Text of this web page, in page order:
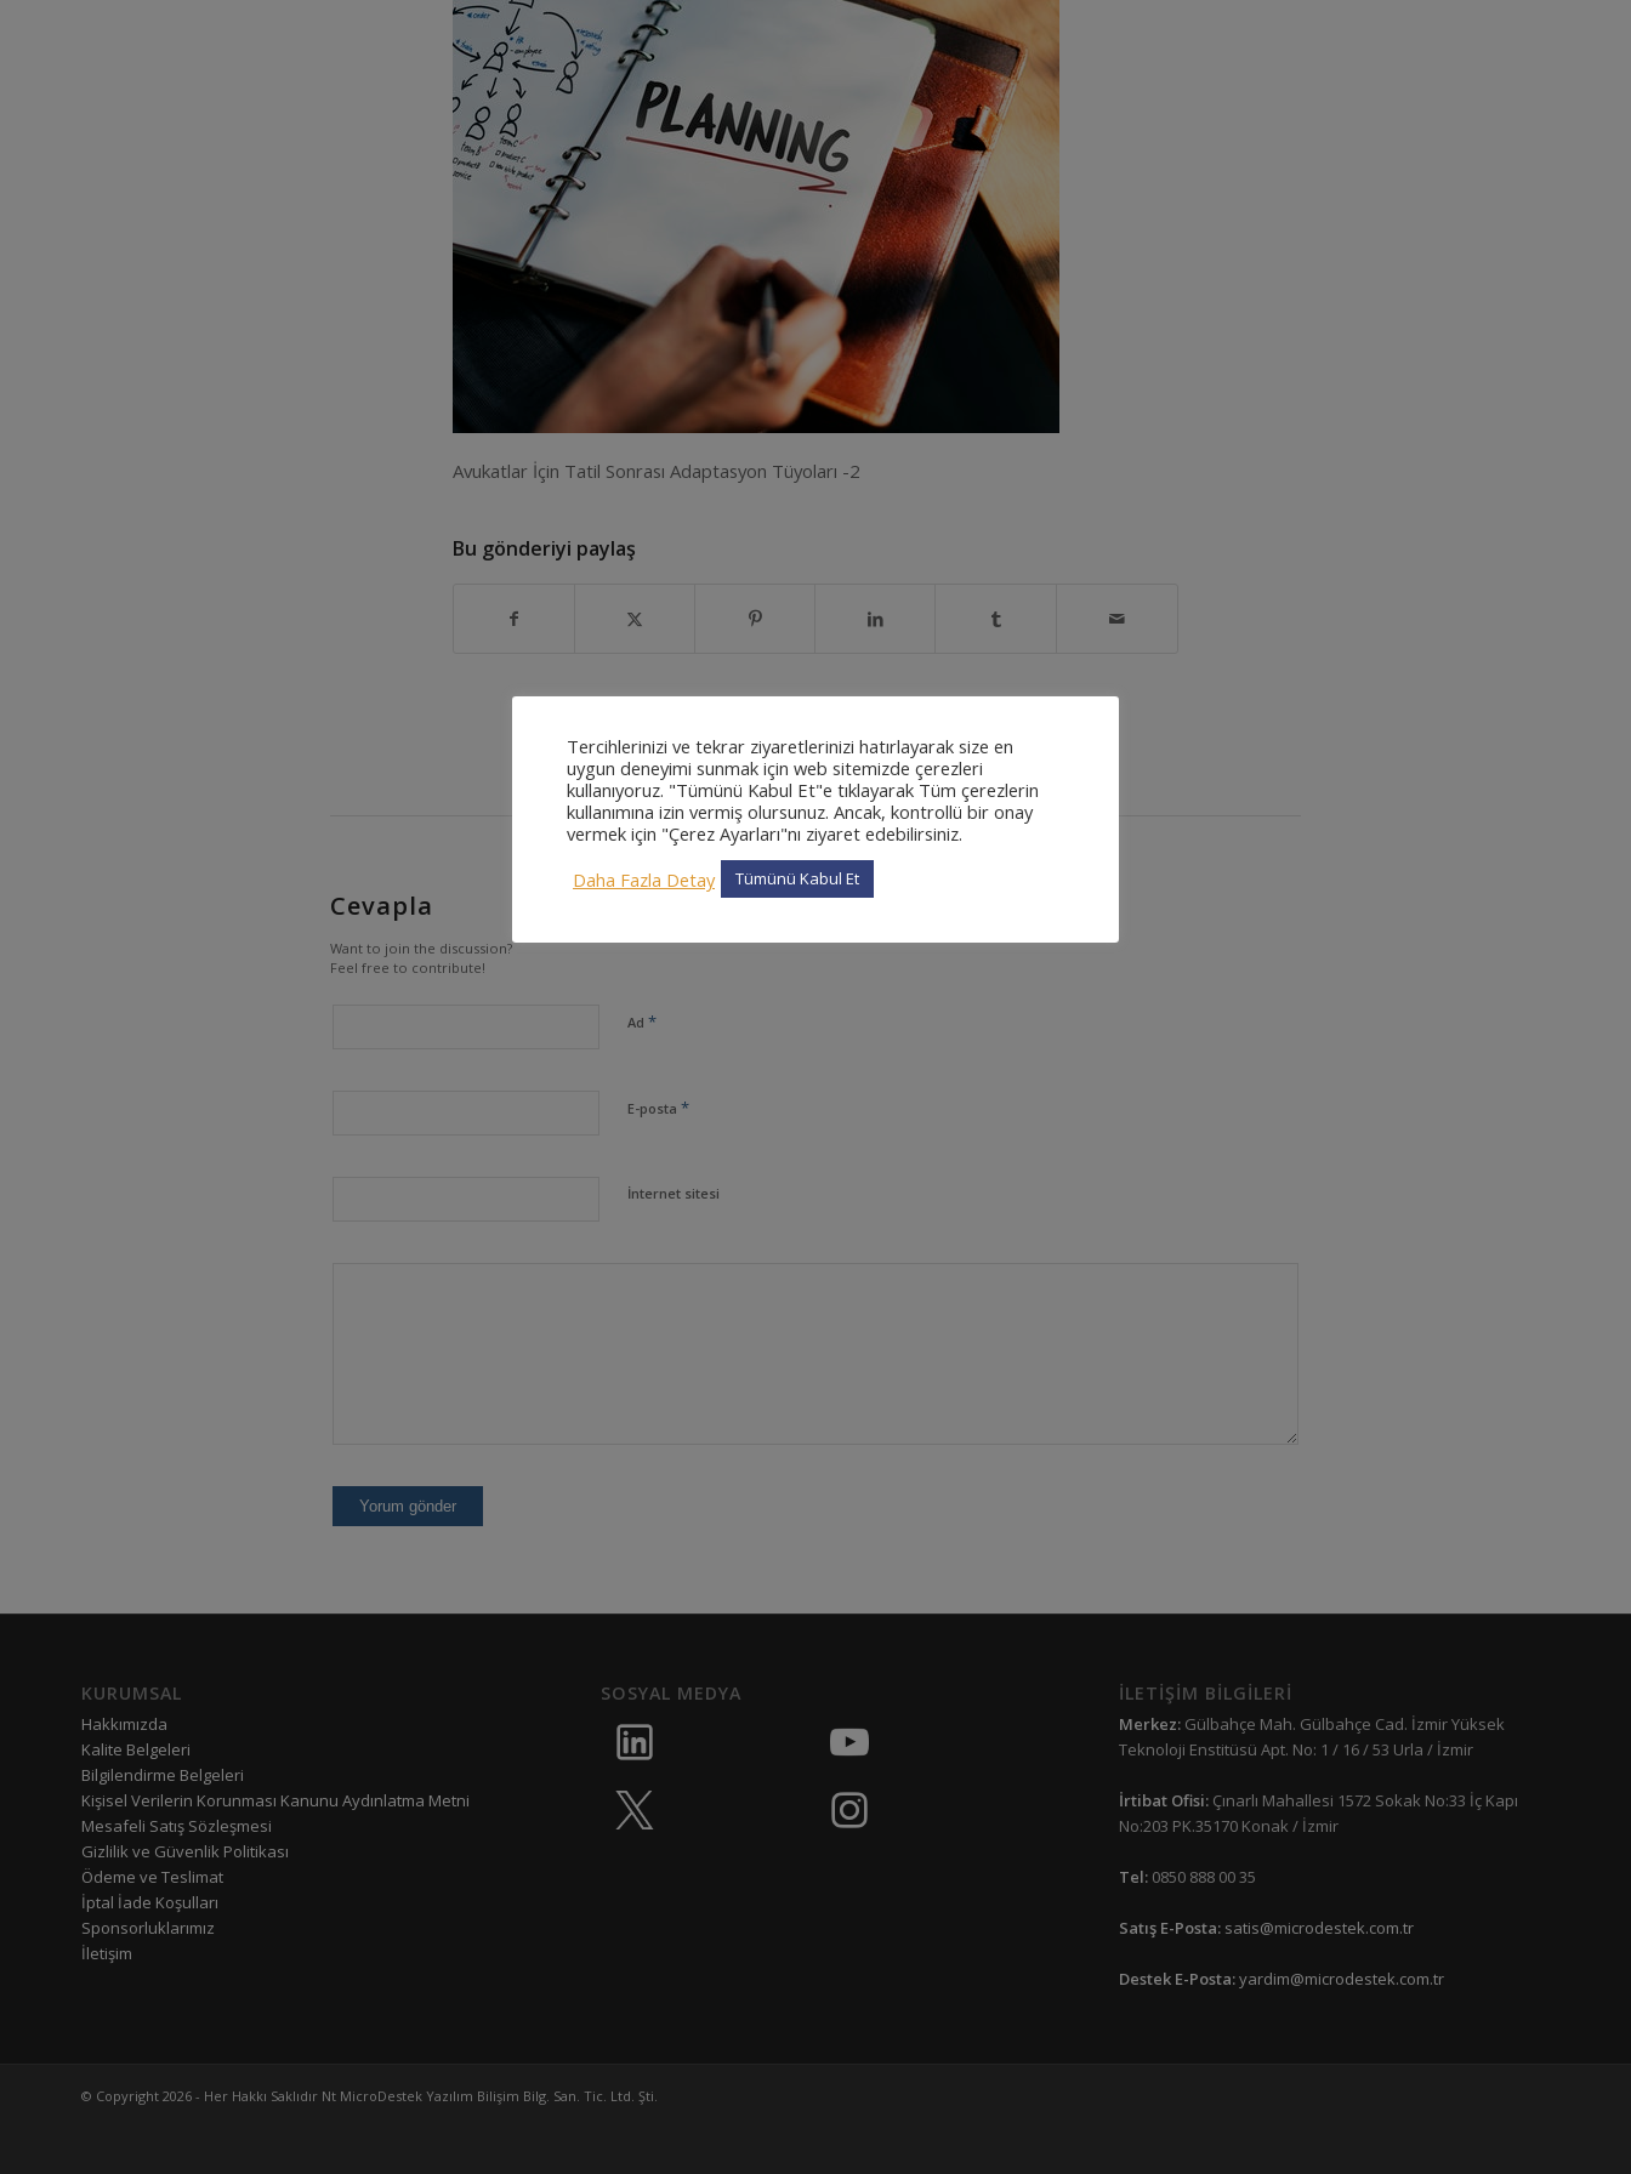
Avukatlar İçin Tatil Sonrası Adaptasyon Tüyoları -2
Bu gönderiyi paylaş
0
CEVAPLAR
Cevapla
Want to join the discussion?
Feel free to contribute!
Ad *
E-posta *
İnternet sitesi
KURUMSAL
Hakkımızda
Kalite Belgeleri
Bilgilendirme Belgeleri
Kişisel Verilerin Korunması Kanunu Aydınlatma Metni
Mesafeli Satış Sözleşmesi
Gizlilik ve Güvenlik Politikası
Ödeme ve Teslimat
İptal İade Koşulları
Sponsorluklarımız
İletişim
SOSYAL MEDYA İLETİŞİM BİLGİLERİ
Merkez: Gülbahçe Mah. Gülbahçe Cad. İzmir Yüksek
Teknoloji Enstitüsü Apt. No: 1 / 16 / 53 Urla / İzmir
İrtibat Ofisi: Çınarlı Mahallesi 1572 Sokak No:33 İç Kapı
No:203 PK.35170 Konak / İzmir
Tel: 0850 888 00 35
Satış E-Posta: satis@microdestek.com.tr
Destek E-Posta:yardim@microdestek.com.tr
© Copyright 2026 - Her Hakkı Saklıdır Nt MicroDestek Yazılım Bilişim Bilg. San. Tic. Ltd. Şti.
Tercihlerinizi ve tekrar ziyaretlerinizi hatırlayarak size en
uygun deneyimi sunmak için web sitemizde çerezleri
kullanıyoruz. "Tümünü Kabul Et"e tıklayarak Tüm çerezlerin
kullanımına izin vermiş olursunuz. Ancak, kontrollü bir onay
vermek için "Çerez Ayarları"nı ziyaret edebilirsiniz.
Daha Fazla Detay
Tümünü Kabul Et